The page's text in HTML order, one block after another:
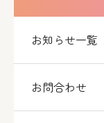
お知らせ一覧
お問合わせ